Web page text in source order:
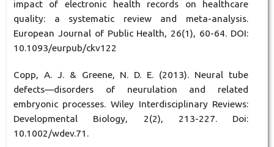
impact of electronic health records on healthcare
quality: a systematic review and meta-analysis.
European Journal of Public Health, 26(1), 60-64. DOI:
10.1093/eurpub/ckv122
Copp, A. J. & Greene, N. D. E. (2013). Neural tube
defects—disorders of neurulation and related
embryonic processes. Wiley Interdisciplinary Reviews:
Developmental Biology, 2(2), 213-227. Doi:
10.1002/wdev.71.